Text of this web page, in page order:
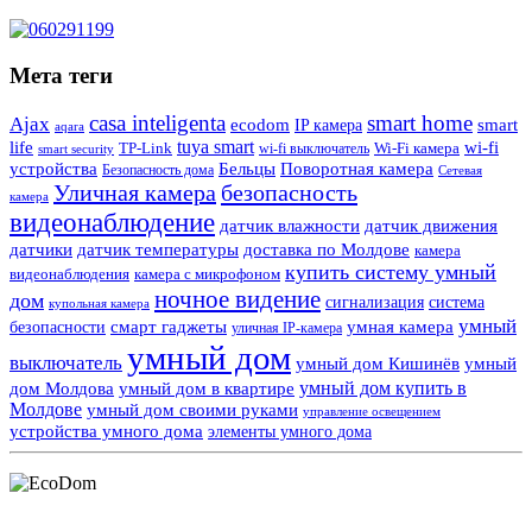
Мета теги
Ajax aqara casa inteligenta ecodom IP камера smart home smart
life smart security TP-Link tuya smart wi-fi выключатель Wi-Fi камера wi-fi
устройства Безопасность дома Бельцы Поворотная камера Сетевая
камера Уличная камера безопасность
видеонаблюдение датчик влажности датчик движения
датчики датчик температуры доставка по Молдове камера
видеонаблюдения камера с микрофоном купить систему умный
дом купольная камера ночное видение сигнализация система
безопасности смарт гаджеты уличная IP-камера умная камера умный
выключатель умный дом умный дом Кишинёв умный
дом Молдова умный дом в квартире умный дом купить в
Молдове умный дом своими руками управление освещением
устройства умного дома элементы умного дома